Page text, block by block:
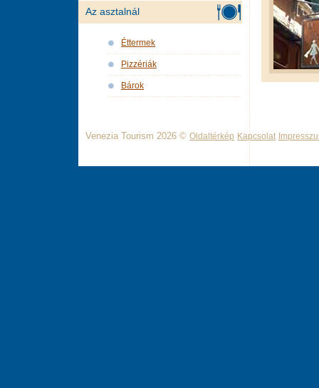
Az asztalnál
Éttermek
Pizzériák
Bárok
Venezia Tourism 2026 © Oldaltérkép Kapcsolat